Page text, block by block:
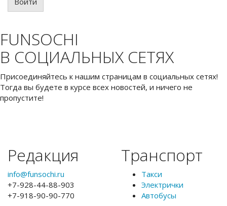
FUNSOCHI
В СОЦИАЛЬНЫХ СЕТЯХ
Присоединяйтесь к нашим страницам в социальных сетях!
Тогда вы будете в курсе всех новостей, и ничего не
пропустите!
Редакция
info@funsochi.ru
+7-928-44-88-903
+7-918-90-90-770
Транспорт
Такси
Электрички
Автобусы